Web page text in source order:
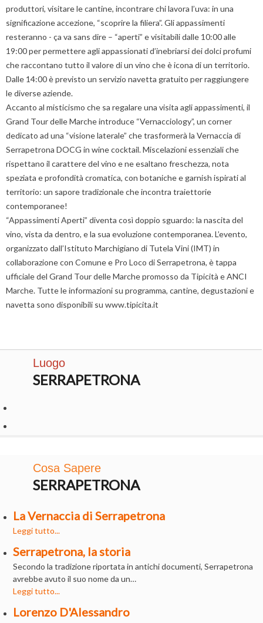
produttori, visitare le cantine, incontrare chi lavora l’uva: in una
significazione accezione, “scoprire la filiera”. Gli appassimenti
resteranno - ça va sans dire – “aperti” e visitabili dalle 10:00 alle
19:00 per permettere agli appassionati d’inebriarsi dei dolci profumi
che raccontano tutto il valore di un vino che è icona di un territorio.
Dalle 14:00 è previsto un servizio navetta gratuito per raggiungere
le diverse aziende.
Accanto al misticismo che sa regalare una visita agli appassimenti, il
Grand Tour delle Marche introduce “Vernacciology”, un corner
dedicato ad una “visione laterale” che trasformerà la Vernaccia di
Serrapetrona DOCG in wine cocktail. Miscelazioni essenziali che
rispettano il carattere del vino e ne esaltano freschezza, nota
speziata e profondità cromatica, con botaniche e garnish ispirati al
territorio: un sapore tradizionale che incontra traiettorie
contemporanee!
“Appassimenti Aperti” diventa così doppio sguardo: la nascita del
vino, vista da dentro, e la sua evoluzione contemporanea. L’evento,
organizzato dall’Istituto Marchigiano di Tutela Vini (IMT) in
collaborazione con Comune e Pro Loco di Serrapetrona, è tappa
ufficiale del Grand Tour delle Marche promosso da Tipicità e ANCI
Marche. Tutte le informazioni su programma, cantine, degustazioni e
navetta sono disponibili su www.tipicita.it
Luogo
SERRAPETRONA
Cosa Sapere
SERRAPETRONA
La Vernaccia di Serrapetrona
Leggi tutto...
Serrapetrona, la storia
Secondo la tradizione riportata in antichi documenti, Serrapetrona
avrebbe avuto il suo nome da un…
Leggi tutto...
Lorenzo D'Alessandro